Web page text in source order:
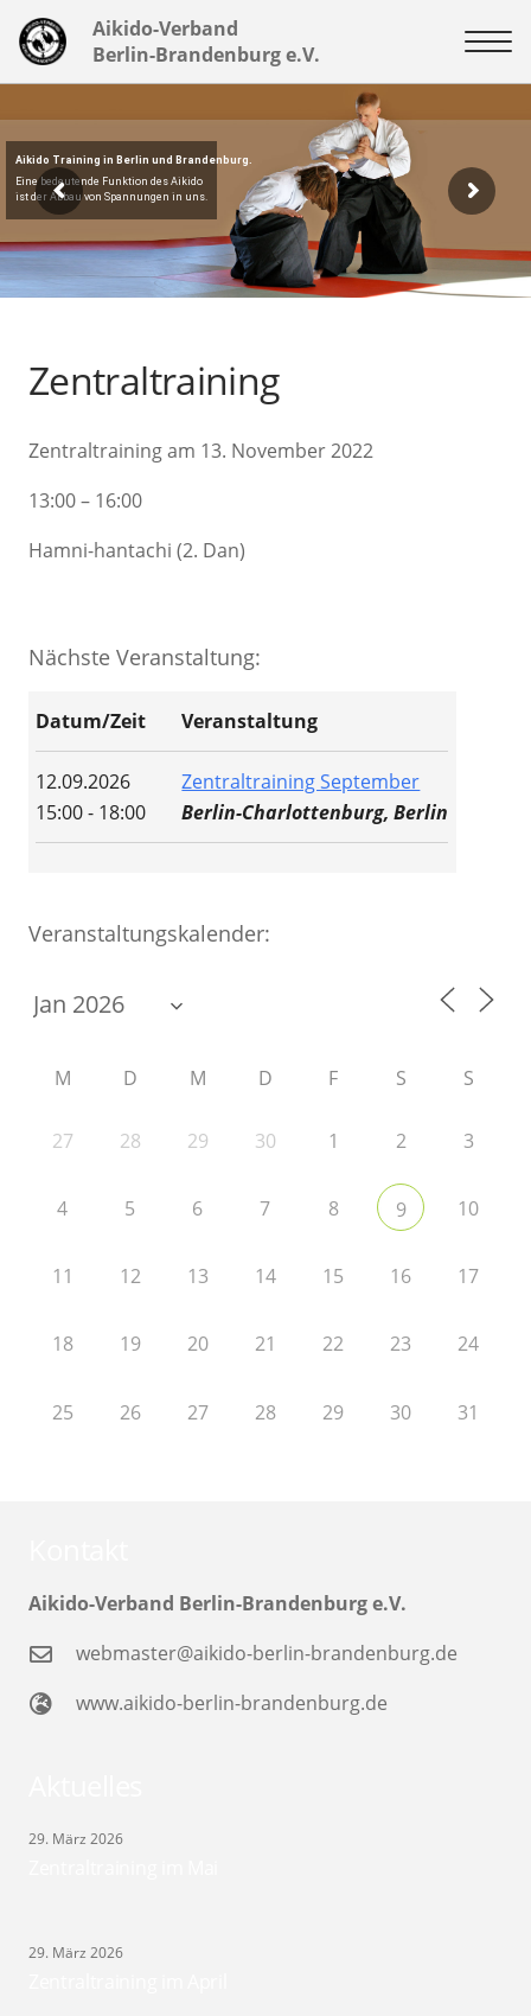
Aikido-Verband
Berlin-Brandenburg e.V.
Aikido Training in Berlin und Brandenburg.
Eine bedeutende Funktion des Aikido
ist der Abbau von Spannungen in uns.
Zentraltraining
Zentraltraining am 13. November 2022
13:00 – 16:00
Hamni-hantachi (2. Dan)
Nächste Veranstaltung:
Datum/Zeit Veranstaltung
12.09.2026
15:00 - 18:00
Zentraltraining September
Berlin-Charlottenburg, Berlin
Veranstaltungskalender:
M D M D F S S
27 28 29 30 1 2 3
4 5 6 7 8 9 10
11 12 13 14 15 16 17
18 19 20 21 22 23 24
25 26 27 28 29 30 31
Aikido-Verband Berlin-Brandenburg e.V.
webmaster@aikido-berlin-brandenburg.de
www.aikido-berlin-brandenburg.de
29. März 2026
29. März 2026